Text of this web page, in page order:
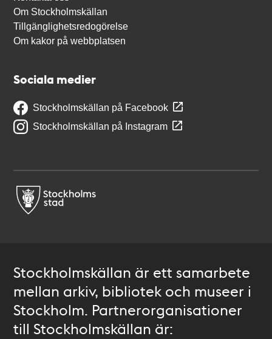
Om Stockholmskällan
Tillgänglighetsredogörelse
Om kakor på webbplatsen
Sociala medier
Stockholmskällan på Facebook
Stockholmskällan på Instagram
Stockholmskällan är ett samarbete
mellan arkiv, bibliotek och museer i
Stockholm. Partnerorganisationer
till Stockholmskällan är: